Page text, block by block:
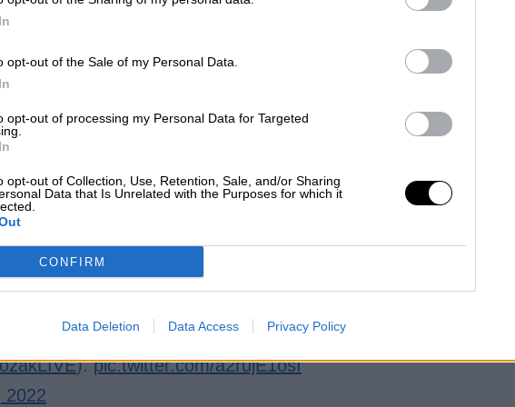
opt-out of the Sale of my Personal Data.
opt-out of processing my Personal Data for Targeted
opt-out of Collection, Use, Retention, Sale, and/or Sharing
Data that Is Unrelated with the Purposes for which it
CONFIRM
Data Deletion Data Access Privacy Policy
haría "lo necesario" para mantener el orden si se
nota publicada por el Kremlin, "cualquier acto de
de sus requisitos legales será
los cometan serán "responsabilizadas". El mismo
de participar en las concentraciones.
de varios países europeos,
las embajadas rusas para condenar el conflicto.
fuera del continente, como una convocatoria en
centenares de personas.
to the property of the Russian State Duma
).pic.twitter.com/a2rujE1osI
2022